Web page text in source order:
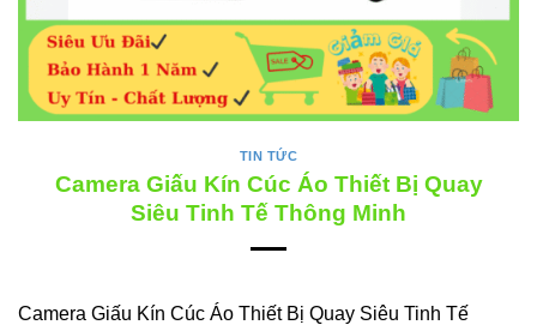
TIN TỨC
Camera Giấu Kín Cúc Áo Thiết Bị Quay
Siêu Tinh Tế Thông Minh
Camera Giấu Kín Cúc Áo Thiết Bị Quay Siêu Tinh Tế